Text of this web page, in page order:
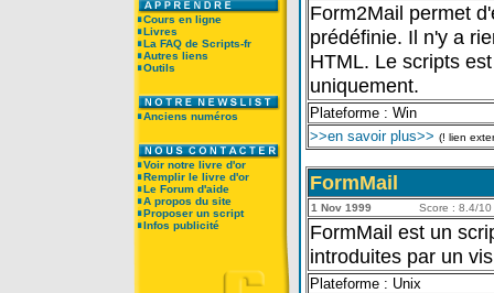
Cours en ligne
Livres
La FAQ de Scripts-fr
Autres liens
Outils
Anciens numéros
Voir notre livre d'or
Remplir le livre d'or
Le Forum d'aide
A propos du site
Proposer un script
Infos publicité
Form2Mail permet
prédéfinie. Il n'y a
HTML. Le scripts
uniquement.
Plateforme : Win
>>en savoir plus>> (! lien
FormMail
1 Nov 1999 Score : 8.4/
FormMail est un
introduites par un
Plateforme : Unix